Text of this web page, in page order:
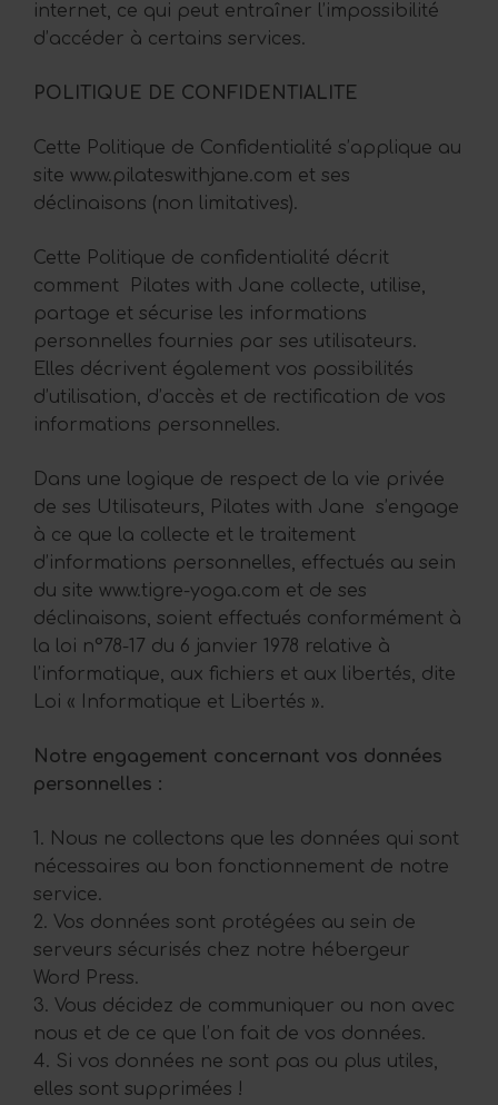
internet, ce qui peut entraîner l’impossibilité
d’accéder à certains services.
POLITIQUE DE CONFIDENTIALITE
Cette Politique de Confidentialité s’applique au
site www.pilateswithjane.com et ses
déclinaisons (non limitatives).
Cette Politique de confidentialité décrit
comment Pilates with Jane collecte, utilise,
partage et sécurise les informations
personnelles fournies par ses utilisateurs.
Elles décrivent également vos possibilités
d’utilisation, d’accès et de rectification de vos
informations personnelles.
Dans une logique de respect de la vie privée
de ses Utilisateurs, Pilates with Jane s’engage
à ce que la collecte et le traitement
d’informations personnelles, effectués au sein
du site www.tigre-yoga.com et de ses
déclinaisons, soient effectués conformément à
la loi n°78-17 du 6 janvier 1978 relative à
l’informatique, aux fichiers et aux libertés, dite
Loi « Informatique et Libertés ».
Notre engagement concernant vos données
personnelles :
1. Nous ne collectons que les données qui sont
nécessaires au bon fonctionnement de notre
service.
2. Vos données sont protégées au sein de
serveurs sécurisés chez notre hébergeur
Word Press.
3. Vous décidez de communiquer ou non avec
nous et de ce que l’on fait de vos données.
4. Si vos données ne sont pas ou plus utiles,
elles sont supprimées !